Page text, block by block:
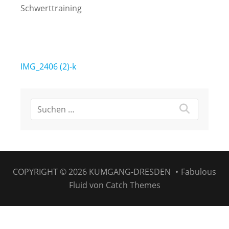
Schwerttraining
Beitragsnavigation
IMG_2406 (2)-k
COPYRIGHT © 2026 KUMGANG-DRESDEN • Fabulous
Fluid von Catch Themes